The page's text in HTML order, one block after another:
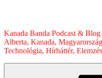
Kanada Banda Podcast &
Alberta, Kanada,
Technológia, Hírháttér,